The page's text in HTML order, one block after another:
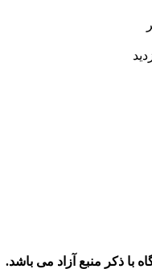
با ذکر منبع آزاد می باشد.